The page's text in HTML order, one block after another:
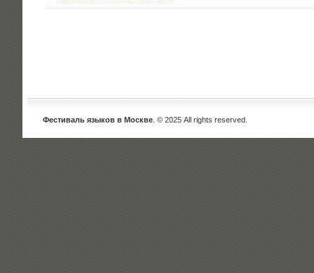
Фестиваль языков в Москве . © 2025 All rights reserved.